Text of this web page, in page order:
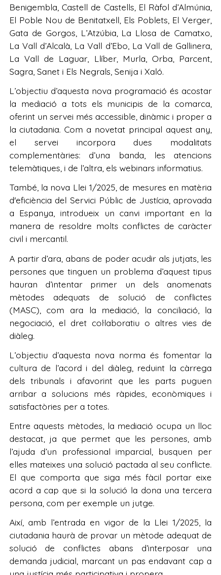
Benigembla, Castell de Castells, El Ràfol d’Almúnia,
El Poble Nou de Benitatxell, Els Poblets, El Verger,
Gata de Gorgos, L’Atzúbia, La Llosa de Camatxo,
La Vall d’Alcalà, La Vall d’Ebo, La Vall de Gallinera,
La Vall de Laguar, Llíber, Murla, Orba, Parcent,
Sagra, Sanet i Els Negrals, Senija i Xaló.
L’objectiu d’aquesta nova programació és acostar
la mediació a tots els municipis de la comarca,
oferint un servei més accessible, dinàmic i proper a
la ciutadania. Com a novetat principal aquest any,
el servei incorpora dues modalitats
complementàries: d’una banda, les atencions
telemàtiques, i de l’altra, els webinars informatius.
També, la nova Llei 1/2025, de mesures en matèria
d'eficiència del Servici Públic de Justícia, aprovada
a Espanya, introdueix un canvi important en la
manera de resoldre molts conflictes de caràcter
civil i mercantil.
A partir d’ara, abans de poder acudir als jutjats, les
persones que tinguen un problema d’aquest tipus
hauran d’intentar primer un dels anomenats
mètodes adequats de solució de conflictes
(MASC), com ara la mediació, la conciliació, la
negociació, el dret col·laboratiu o altres vies de
diàleg.
L’objectiu d’aquesta nova norma és fomentar la
cultura de l’acord i del diàleg, reduint la càrrega
dels tribunals i afavorint que les parts puguen
arribar a solucions més ràpides, econòmiques i
satisfactòries per a totes.
Entre aquests mètodes, la mediació ocupa un lloc
destacat, ja que permet que les persones, amb
l’ajuda d’un professional imparcial, busquen per
elles mateixes una solució pactada al seu conflicte.
El que comporta que siga més fàcil portar eixe
acord a cap que si la solució la dona una tercera
persona, com per exemple un jutge.
Així, amb l’entrada en vigor de la Llei 1/2025, la
ciutadania haurà de provar un mètode adequat de
solució de conflictes abans d’interposar una
demanda judicial, marcant un pas endavant cap a